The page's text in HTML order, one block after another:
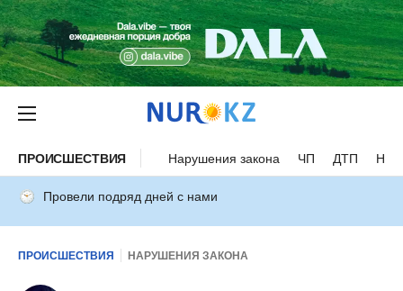
ПРОИСШЕСТВИЯ Нарушения закона ЧП ДТП
Провели подряд дней с нами
ПРОИСШЕСТВИЯ НАРУШЕНИЯ ЗАКОНА